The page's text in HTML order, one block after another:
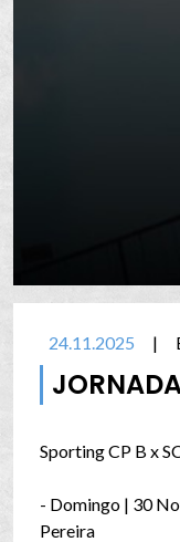
24.11.2025 |
Sporting CP B x
- Domingo | 30
Pereira